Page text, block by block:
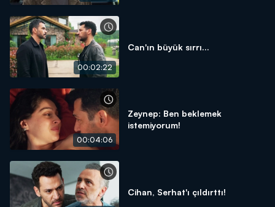
00:02:22
Can'ın büyük sırrı...
00:04:06
Zeynep: Ben beklemek
istemiyorum!
Cihan, Serhat'ı çıldırttı!